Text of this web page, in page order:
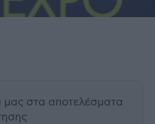
μας στα αποτελέσματα